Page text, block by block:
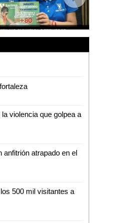
violencia que golpea a
atrapado en el
500 mil visitantes a